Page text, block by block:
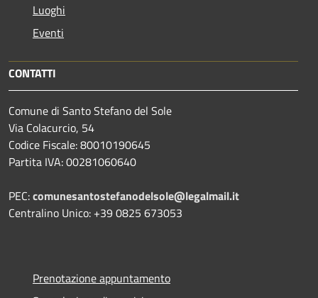
Luoghi
Eventi
CONTATTI
Comune di Santo Stefano del Sole
Via Colacurcio, 54
Codice Fiscale: 80010190645
Partita IVA: 00281060640
PEC:comunesantostefanodelsole@legalmail.it
Centralino Unico: +39 0825 673053
Prenotazione appuntamento